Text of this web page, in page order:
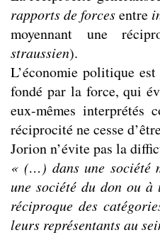
rapports de forcesentre
moyennant une
straussien).
L’économie politique
fondé par la force, qui
eux-mêmes interprétés
réciprocité ne cesse
Jorion n’évite pas la
« (…) dans une société
une société du don ou à
réciproque des
leurs représentants au